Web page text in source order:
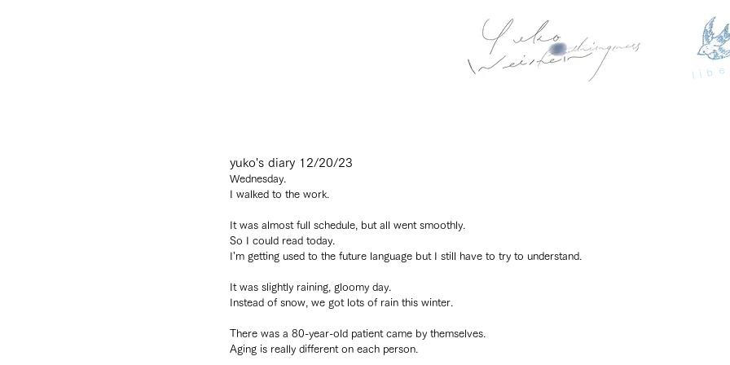
yuko's diary 12/20/23
Wednesday.
I walked to the work.
It was almost full schedule, but all went smoothly.
So I could read today.
I’m getting used to the future language but I still have to try to understand.
It was slightly raining, gloomy day.
Instead of snow, we got lots of rain this winter.
There was a 80-year-old patient came by themselves.
Aging is really different on each person.